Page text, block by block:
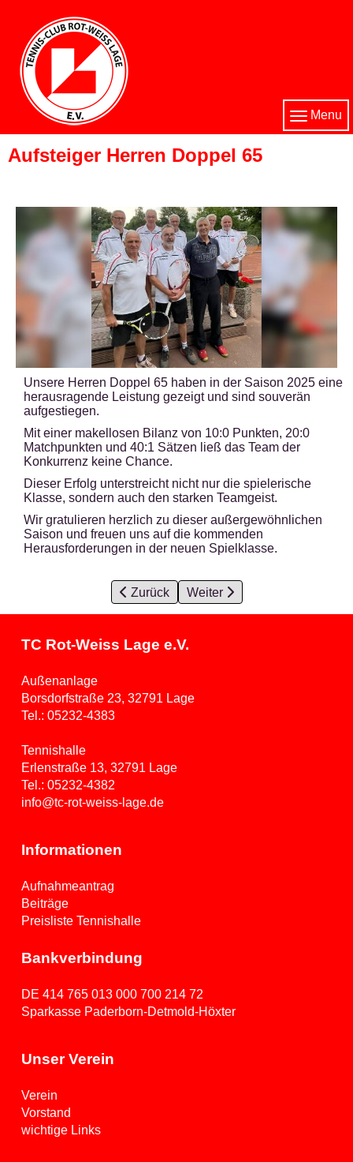
Menu
Aufsteiger Herren Doppel 65
Unsere Herren Doppel 65 haben in der Saison 2025 eine
herausragende Leistung gezeigt und sind souverän
aufgestiegen.
Mit einer makellosen Bilanz von 10:0 Punkten, 20:0
Matchpunkten und 40:1 Sätzen ließ das Team der
Konkurrenz keine Chance.
Dieser Erfolg unterstreicht nicht nur die spielerische
Klasse, sondern auch den starken Teamgeist.
Wir gratulieren herzlich zu dieser außergewöhnlichen
Saison und freuen uns auf die kommenden
Herausforderungen in der neuen Spielklasse.
Vorheriger Beitrag: Bottle-Out-Party inkl.
Zurück Nächster Beitrag: Unser
Weiter
TC Rot-Weiss Lage e.V.
Außenanlage
Borsdorfstraße 23, 32791 Lage
Tel.:05232-4383
Tennishalle
Erlenstraße 13, 32791 Lage
Tel.:05232-4382
info@tc-rot-weiss-lage.de
Informationen
Aufnahmeantrag
Beiträge
Preisliste Tennishalle
Bankverbindung
DE 414 765 013 000 700 214 72
Sparkasse Paderborn-Detmold-Höxter
Unser Verein
Verein
Vorstand
wichtige Links